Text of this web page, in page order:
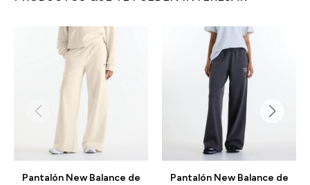
Pantalón New Balance de
Pantalón New Balance de